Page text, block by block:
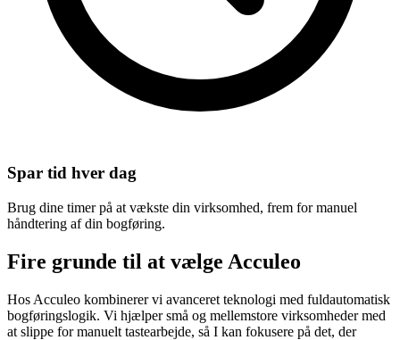
Spar tid hver dag
Brug dine timer på at vækste din virksomhed, frem for manuel
håndtering af din bogføring.
Fire grunde til at vælge Acculeo
Hos Acculeo kombinerer vi avanceret teknologi med fuldautomatisk
bogføringslogik. Vi hjælper små og mellemstore virksomheder med
at slippe for manuelt tastearbejde, så I kan fokusere på det, der